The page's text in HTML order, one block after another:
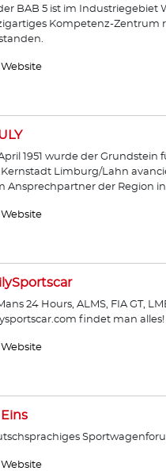
BAB 5 ist im Industriegebiet
Kompetenz-Zentrum
1951 wurde der
Limburg/Lahn
Ansprechpartner der Region
24 Hours, ALMS, FIA GT,
findet man alles!
Eins